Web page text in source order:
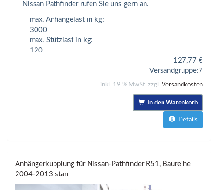
Nissan Pathfinder rufen Sie uns gern an.
max. Anhängelast in kg:
3000
max. Stützlast in kg:
120
127,77 €
Versandgruppe:7
inkl. 19 % MwSt. zzgl. Versandkosten
In den Warenkorb
Details
Anhängerkupplung für Nissan-Pathfinder R51, Baureihe
2004-2013 starr